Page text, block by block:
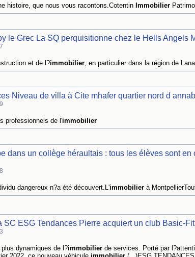
histoire, que nous vous racontons.Cotentin Immobilier
le Grec La SQ perquisitionne chez le Hells Angels
et de l?immobilier, en particulier dans la région de
Niveau de villa à Cite mhafer quartier nord d
professionnels de l'immobilier
dans un collège héraultais : tous les élèves sont en
dangereux n?a été découvert.L'immobilierà
SC ESG Tendances Pierre acquiert un club Basic-
dynamiques de l?immobilierde services. Porté par